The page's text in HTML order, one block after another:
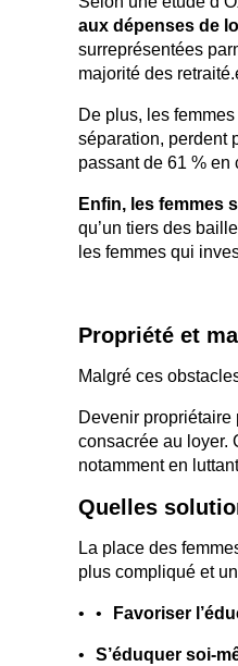
aux dépenses de
surreprésentées
majorité des
De plus, les
séparation, perdent
passant de 61 % en
Enfin, les femmes
qu’un tiers des
les femmes qui
Propriété et
Malgré ces
Devenir propriétaire
consacrée au loyer.
notamment en
Quelles
La place des
plus compliqué et
Favoriser
S’éduquer soi-